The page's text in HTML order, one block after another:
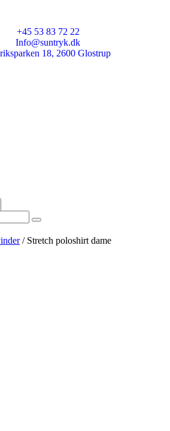
+45 53 83 72 22
Info@suntryk.dk
18, 2600 Glostrup
/ Stretch poloshirt dame